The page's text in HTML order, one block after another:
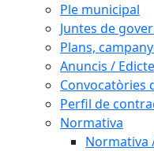
Ple municipal
Juntes de
Plans,
Anuncis /
Convocatòries
Perfil de
Normativa
Normativa